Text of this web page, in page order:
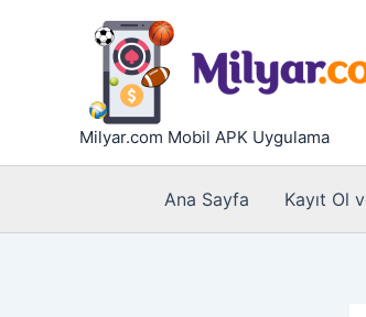
Milyar.com Mobil APK Uygulama
Ana Sayfa Kayıt Ol